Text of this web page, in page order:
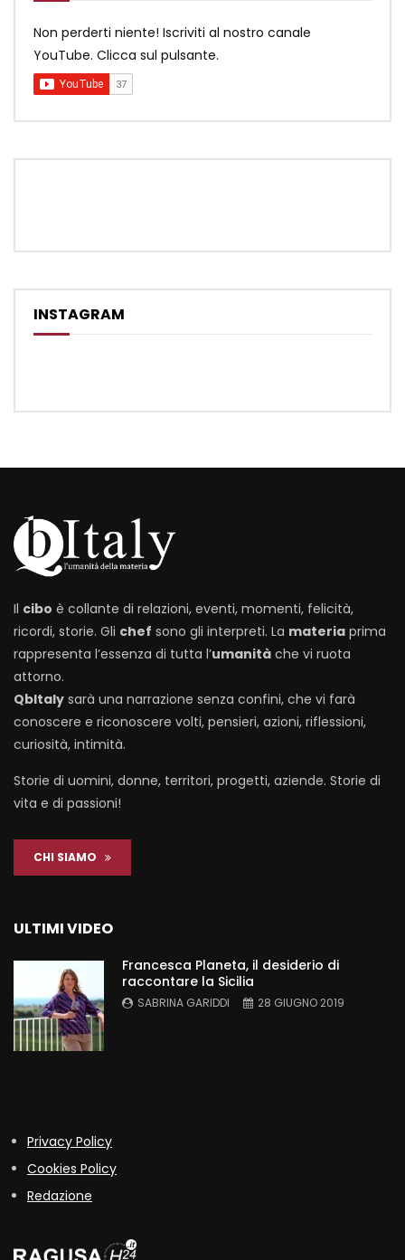
Non perderti niente! Iscriviti al nostro canale
YouTube. Clicca sul pulsante.
INSTAGRAM
Il cibo è collante di relazioni, eventi, momenti, felicità,
ricordi, storie. Gli chef sono gli interpreti. La materia prima
rappresenta l’essenza di tutta l’umanità che vi ruota
attorno.
QbItaly sarà una narrazione senza confini, che vi farà
conoscere e riconoscere volti, pensieri, azioni, riflessioni,
curiosità, intimità.
Storie di uomini, donne, territori, progetti, aziende. Storie di
vita e di passioni!
CHI SIAMO
ULTIMI VIDEO
Francesca Planeta, il desiderio di
raccontare la Sicilia
SABRINA GARIDDI 28 GIUGNO 2019
Privacy Policy
Cookies Policy
Redazione